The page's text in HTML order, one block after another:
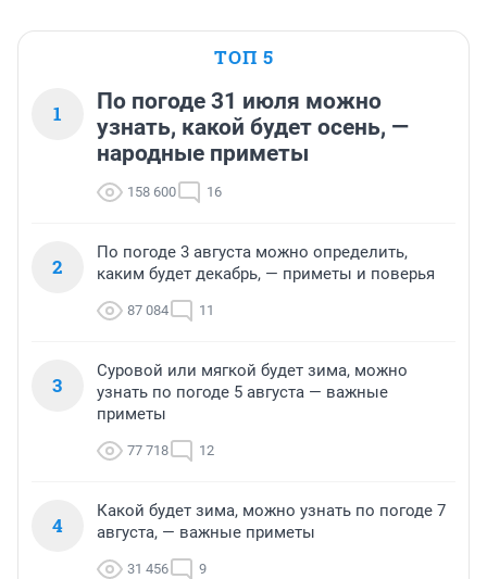
ТОП 5
1
По погоде 31 июля можно
узнать, какой будет осень, —
народные приметы
158 600 16
2
По погоде 3 августа можно определить,
каким будет декабрь, — приметы и поверья
87 084 11
3
Суровой или мягкой будет зима, можно
узнать по погоде 5 августа — важные
приметы
77 718 12
4
Какой будет зима, можно узнать по погоде 7
августа, — важные приметы
31 456 9